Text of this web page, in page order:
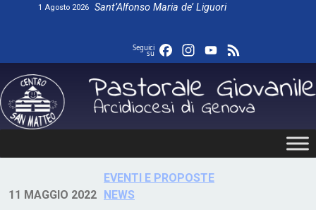
1 Agosto 2026 Sant’Alfonso Maria de’ Liguori
Seguici
su FacebookInstagram
YouTube
11 MAGGIO 2022
EVENTI E PROPOSTE
NEWS